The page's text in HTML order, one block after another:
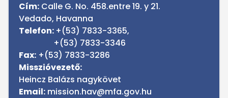
Cím: Calle G. No. 458.entre 19. y 21.
Vedado, Havanna
Telefon: +(53) 7833-3365,
+(53) 7833-3346
Fax: +(53) 7833-3286
Misszióvezető:
Heincz Balázs nagykövet
Email: mission.hav@mfa.gov.hu